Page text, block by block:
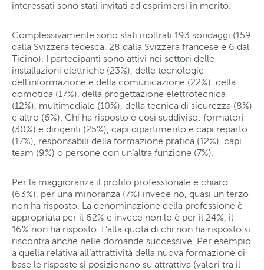
interessati sono stati invitati ad esprimersi in merito.
Complessivamente sono stati inoltrati 193 sondaggi (159
dalla Svizzera tedesca, 28 dalla Svizzera francese e 6 dal
Ticino). I partecipanti sono attivi nei settori delle
installazioni elettriche (23%), delle tecnologie
dell’informazione e della comunicazione (22%), della
domotica (17%), della progettazione elettrotecnica
(12%), multimediale (10%), della tecnica di sicurezza (8%)
e altro (6%). Chi ha risposto è così suddiviso: formatori
(30%) e dirigenti (25%), capi dipartimento e capi reparto
(17%), responsabili della formazione pratica (12%), capi
team (9%) o persone con un’altra funzione (7%).
Per la maggioranza il profilo professionale è chiaro
(63%), per una minoranza (7%) invece no, quasi un terzo
non ha risposto. La denominazione della professione è
appropriata per il 62% e invece non lo è per il 24%, il
16% non ha risposto. L’alta quota di chi non ha risposto si
riscontra anche nelle domande successive. Per esempio
a quella relativa all’attrattività della nuova formazione di
base le risposte si posizionano su attrattiva (valori tra il